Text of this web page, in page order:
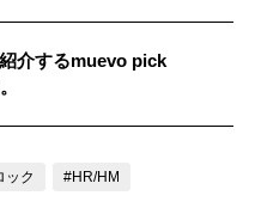
介するmuevo pick
ック #HR/HM